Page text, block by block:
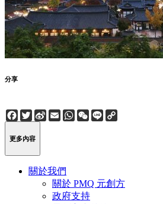
分享
Facebook
Twitter
Sina
Weibo
EmailWhatsApp
WeChat
Line
更多內容
關於我們
關於 PMQ 元創方
政府支持